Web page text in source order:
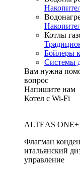
Котлы
Бойлеры
Системы
Вам нужна
вопрос
Напишите нам
Котел с Wi-Fi
ALTEAS
Флагман
итальянский
управление